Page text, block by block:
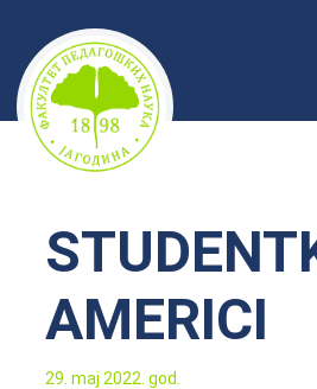
Skoči
na
sadržaj
AMERICI
29. maj 2022. god.